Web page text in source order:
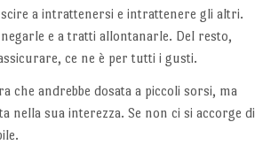
a intrattenersi e intrattenere gli altri.
e a tratti allontanarle. Del resto,
ce ne è per tutti i gusti.
che andrebbe dosata a piccoli sorsi, ma
nella sua interezza. Se non ci si accorge di